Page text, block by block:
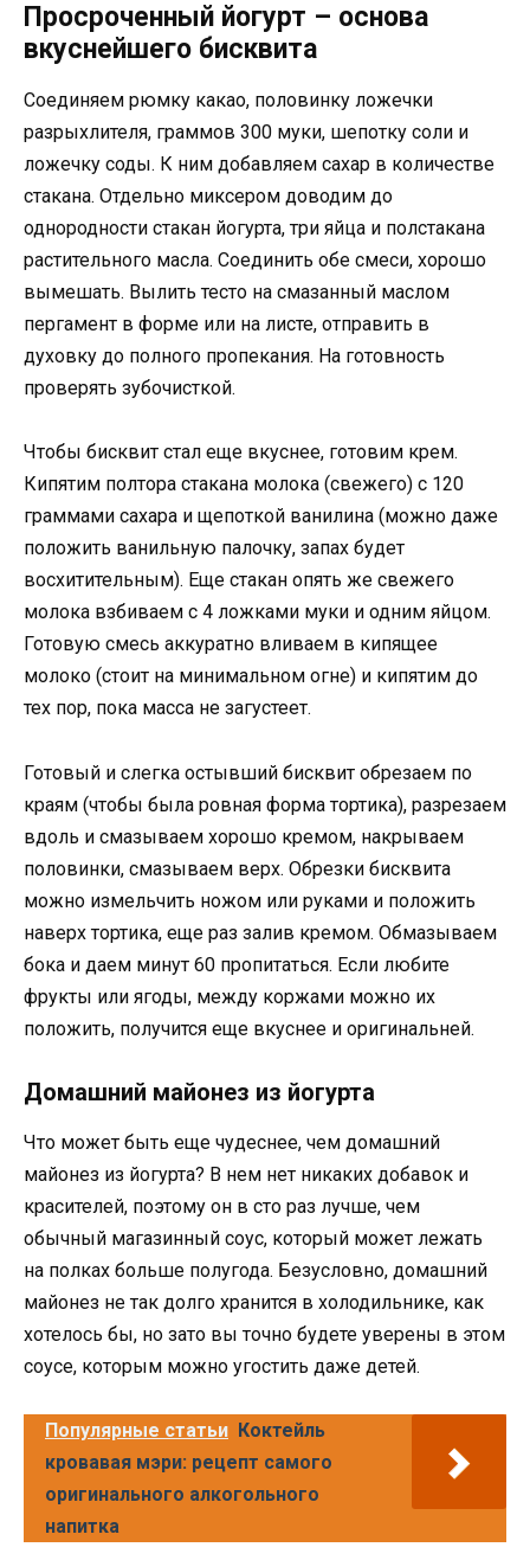
Просроченный йогурт – основа
вкуснейшего бисквита
Соединяем рюмку какао, половинку ложечки
разрыхлителя, граммов 300 муки, шепотку соли и
ложечку соды. К ним добавляем сахар в количестве
стакана. Отдельно миксером доводим до
однородности стакан йогурта, три яйца и полстакана
растительного масла. Соединить обе смеси, хорошо
вымешать. Вылить тесто на смазанный маслом
пергамент в форме или на листе, отправить в
духовку до полного пропекания. На готовность
проверять зубочисткой.
Чтобы бисквит стал еще вкуснее, готовим крем.
Кипятим полтора стакана молока (свежего) с 120
граммами сахара и щепоткой ванилина (можно даже
положить ванильную палочку, запах будет
восхитительным). Еще стакан опять же свежего
молока взбиваем с 4 ложками муки и одним яйцом.
Готовую смесь аккуратно вливаем в кипящее
молоко (стоит на минимальном огне) и кипятим до
тех пор, пока масса не загустеет.
Готовый и слегка остывший бисквит обрезаем по
краям (чтобы была ровная форма тортика), разрезаем
вдоль и смазываем хорошо кремом, накрываем
половинки, смазываем верх. Обрезки бисквита
можно измельчить ножом или руками и положить
наверх тортика, еще раз залив кремом. Обмазываем
бока и даем минут 60 пропитаться. Если любите
фрукты или ягоды, между коржами можно их
положить, получится еще вкуснее и оригинальней.
Домашний майонез из йогурта
Что может быть еще чудеснее, чем домашний
майонез из йогурта? В нем нет никаких добавок и
красителей, поэтому он в сто раз лучше, чем
обычный магазинный соус, который может лежать
на полках больше полугода. Безусловно, домашний
майонез не так долго хранится в холодильнике, как
хотелось бы, но зато вы точно будете уверены в этом
соусе, которым можно угостить даже детей.
Популярные статьи Коктейль
кровавая мэри: рецепт самого
оригинального алкогольного
напитка